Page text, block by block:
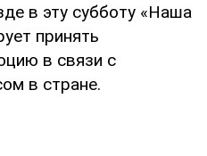
в эту субботу «Наша
принять
в связи с
в стране.